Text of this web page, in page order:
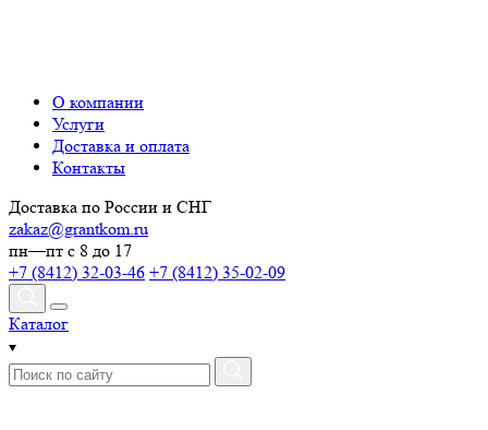
О компании
Услуги
Доставка и оплата
Контакты
Доставка по России и СНГ
zakaz@grantkom.ru
пн—пт с 8 до 17
+7 (8412) 32-03-46 +7 (8412) 35-02-09
Каталог